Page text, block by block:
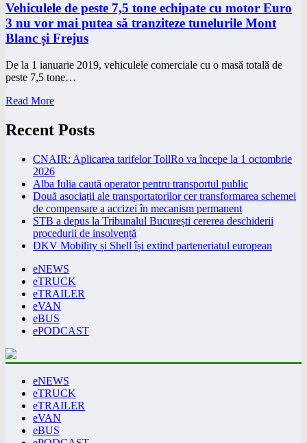
Vehiculele de peste 7,5 tone echipate cu motor Euro
3 nu vor mai putea să tranziteze tunelurile Mont
Blanc și Frejus
De la 1 ianuarie 2019, vehiculele comerciale cu o masă totală de
peste 7,5 tone…
Read More
Recent Posts
CNAIR: Aplicarea tarifelor TollRo va începe la 1 octombrie
2026
Alba Iulia caută operator pentru transportul public
Două asociații ale transportatorilor cer transformarea schemei
de compensare a accizei în mecanism permanent
STB a depus la Tribunalul București cererea deschiderii
procedurii de insolvență
DKV Mobility și Shell își extind parteneriatul european
eNEWS
eTRUCK
eTRAILER
eVAN
eBUS
ePODCAST
eNEWS
eTRUCK
eTRAILER
eVAN
eBUS